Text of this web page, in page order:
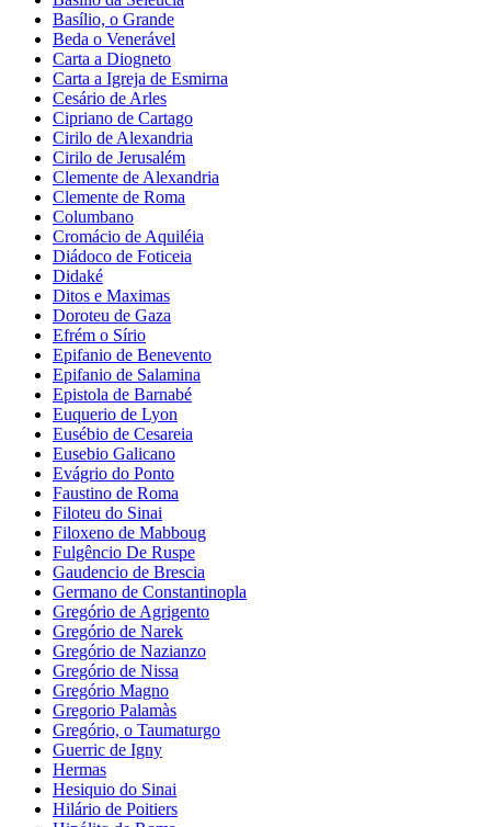
Basílio, o Grande
Beda o Venerável
Carta a Diogneto
Carta a Igreja de Esmirna
Cesário de Arles
Cipriano de Cartago
Cirilo de Alexandria
Cirilo de Jerusalém
Clemente de Alexandria
Clemente de Roma
Columbano
Cromácio de Aquiléia
Diádoco de Foticeia
Didaké
Ditos e Maximas
Doroteu de Gaza
Efrém o Sírio
Epifanio de Benevento
Epifanio de Salamina
Epistola de Barnabé
Euquerio de Lyon
Eusébio de Cesareia
Eusebio Galicano
Evágrio do Ponto
Faustino de Roma
Filoteu do Sinai
Filoxeno de Mabboug
Fulgêncio De Ruspe
Gaudencio de Brescia
Germano de Constantinopla
Gregório de Agrigento
Gregório de Narek
Gregório de Nazianzo
Gregório de Nissa
Gregório Magno
Gregorio Palamàs
Gregório, o Taumaturgo
Guerric de Igny
Hermas
Hesiquio do Sinai
Hilário de Poitiers